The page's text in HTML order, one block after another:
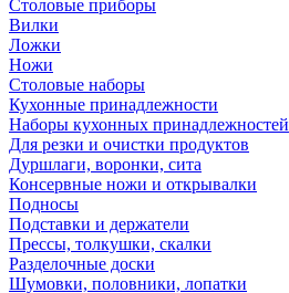
Столовые приборы
Вилки
Ложки
Ножи
Столовые наборы
Кухонные принадлежности
Наборы кухонных принадлежностей
Для резки и очистки продуктов
Дуршлаги, воронки, сита
Консервные ножи и открывалки
Подносы
Подставки и держатели
Прессы, толкушки, скалки
Разделочные доски
Шумовки, половники, лопатки